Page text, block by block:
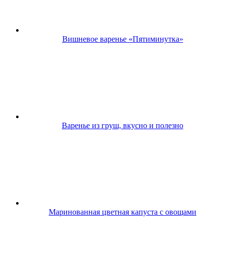
Вишневое варенье «Пятиминутка»
Варенье из груш, вкусно и полезно
Маринованная цветная капуста с овощами